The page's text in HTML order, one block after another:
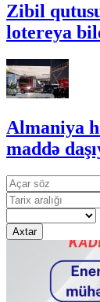
Zibil
lotereya
Almaniya
maddə
Axtar